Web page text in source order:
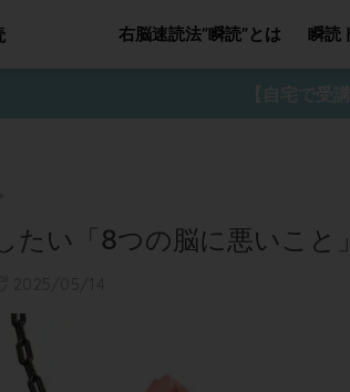
右脳速読法”瞬読”とは 瞬読
たい「8つの脳に悪いこと」